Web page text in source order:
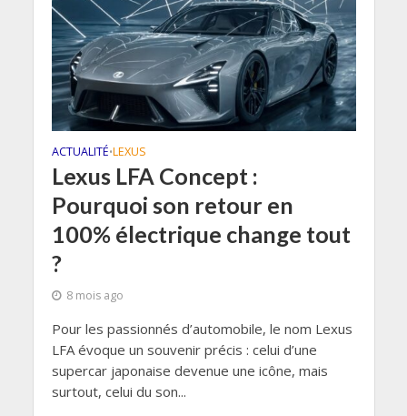
ACTUALITÉ•LEXUS
Lexus LFA Concept :
Pourquoi son retour en
100% électrique change tout
?
8 mois ago
Pour les passionnés d’automobile, le nom Lexus
LFA évoque un souvenir précis : celui d’une
supercar japonaise devenue une icône, mais
surtout, celui du son...